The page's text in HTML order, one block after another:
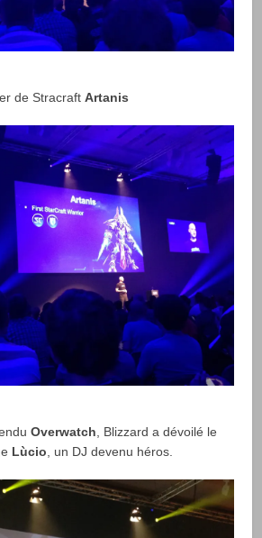
de StracraftArtanis
Overwatch , Blizzard a dévoilé le
Lùcio , un DJ devenu héros.